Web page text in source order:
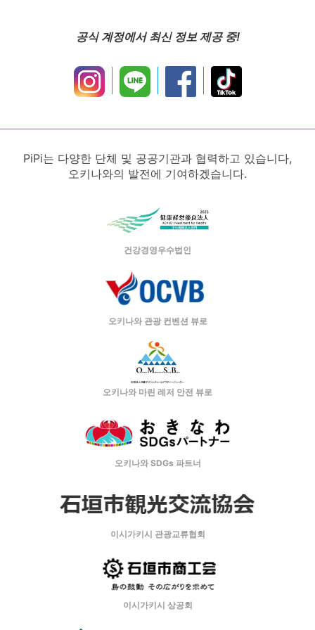
공식 계정에서 최신 정보 제공 중!
PiPi는 다양한 단체 및 공공기관과 협력하고 있습니다,
오키나와의 발전에 기여하겠습니다.
건강경영우수법인
오키나와 관광 컨벤션 뷰로
오키나와 마린 레저 안전 뷰로
오키나와 SDGs 파트너
이시가키시 관광교류협회
이시가키시 상공회